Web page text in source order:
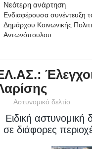
Νεότερη ανάρτηση
Ενδιαφέρουσα συνέντευξη
Δημάρχου Κοινωνικής
Αντωνόπουλου
Αστυνομικό δελτίο
Ειδική
σε διάφορες